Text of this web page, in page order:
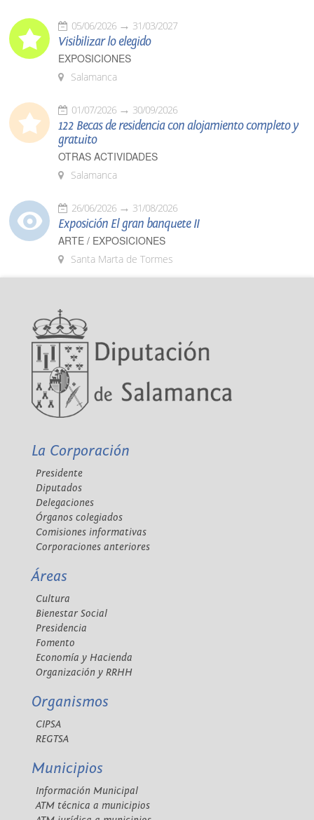
05/06/2026 31/03/2027
Visibilizar lo elegido
EXPOSICIONES
Salamanca
01/07/2026 30/09/2026
122 Becas de residencia con alojamiento completo y
gratuito
OTRAS ACTIVIDADES
Salamanca
26/06/2026 31/08/2026
Exposición El gran banquete II
ARTE / EXPOSICIONES
Santa Marta de Tormes
La Corporación
Presidente
Diputados
Delegaciones
Órganos colegiados
Comisiones informativas
Corporaciones anteriores
Áreas
Cultura
Bienestar Social
Presidencia
Fomento
Economía y Hacienda
Organización y RRHH
Organismos
CIPSA
REGTSA
Municipios
Información Municipal
ATM técnica a municipios